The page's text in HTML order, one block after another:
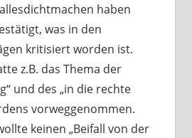
haben
was in den
kritisiert worden ist.
z.B. das Thema der
und des „in die rechte
vorweggenommen.
keinen „Beifall von der